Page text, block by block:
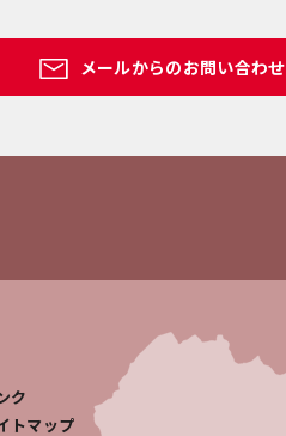
メールからのお問い合わせ
ク
トマップ